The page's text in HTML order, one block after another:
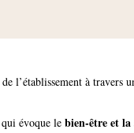
de l’établissement à travers
qui évoque lebien-être et la